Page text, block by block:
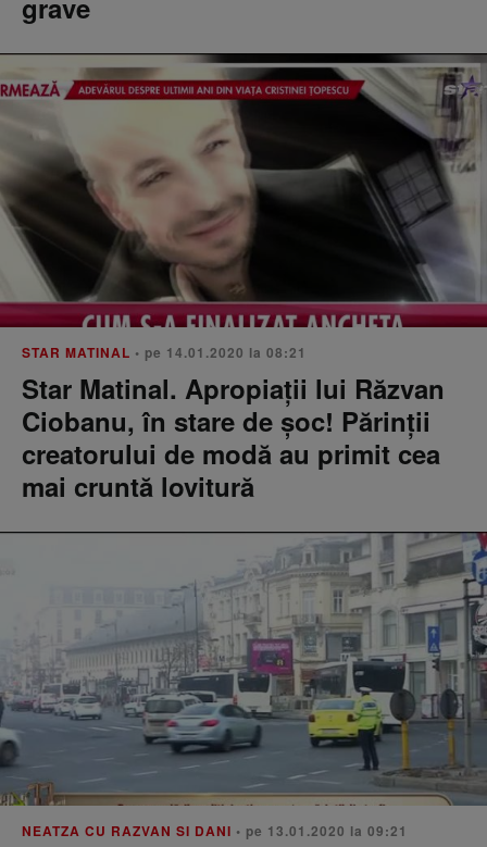
grave
STAR MATINAL • pe 14.01.2020 la 08:21
Star Matinal. Apropiații lui Răzvan
Ciobanu, în stare de șoc! Părinții
creatorului de modă au primit cea
mai cruntă lovitură
NEATZA CU RAZVAN SI DANI • pe 13.01.2020 la 09:21